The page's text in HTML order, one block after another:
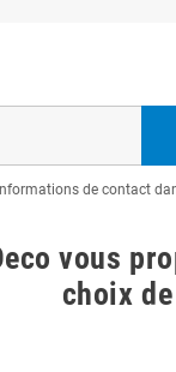
de contact
vous
choix